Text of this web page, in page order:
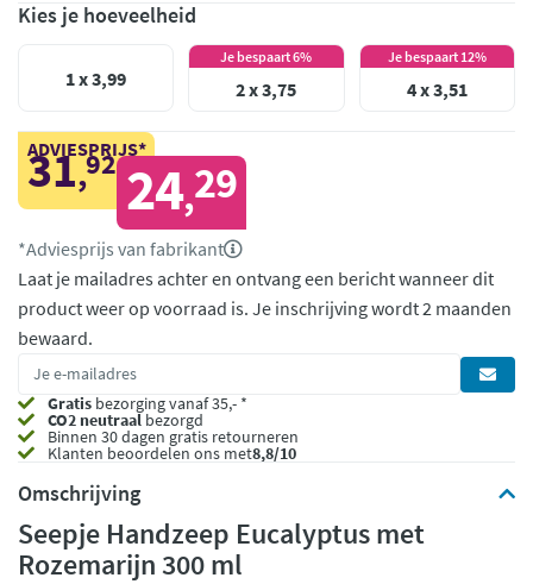
Kies je hoeveelheid
1 x 3,99
Je bespaart 6%
2 x 3,75
Je bespaart 12%
4 x 3,51
ADVIESPRIJS*
31,92 24,29
*Adviesprijs van fabrikant
Laat je mailadres achter en ontvang een bericht wanneer dit
product weer op voorraad is. Je inschrijving wordt 2 maanden
bewaard.
Gratis bezorging vanaf 35,- *
CO2 neutraalbezorgd
Binnen 30 dagen gratis retourneren
Klanten beoordelen ons met8,8/10
Omschrijving
Seepje Handzeep Eucalyptus met
Rozemarijn 300 ml